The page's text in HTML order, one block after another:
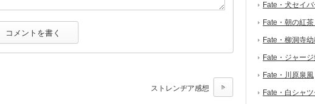
ストレンヂア感想
Fate・犬セイバ
Fate・朝の紅茶
Fate・柳洞寺幼
Fate・ジャー
Fate・川原泉風
Fate・白シャ